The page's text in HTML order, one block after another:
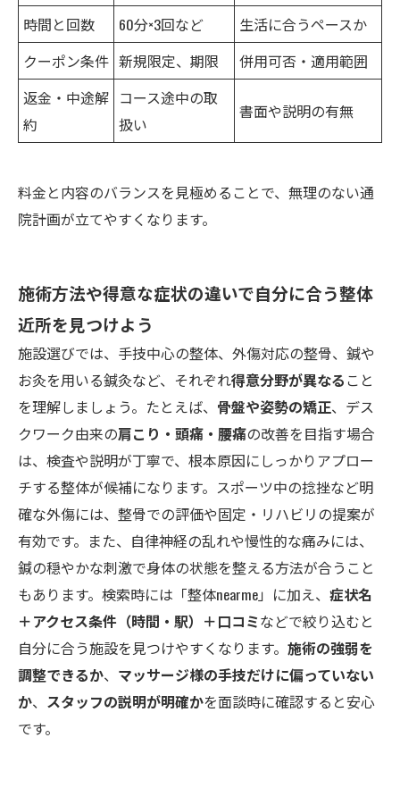
時間と回数
60分×3回など
生活に合うペースか
クーポン条件 新規限定、期限
併用可否・適用範囲
返金・中途解
約
コース途中の取
扱い
書面や説明の有無
料金と内容のバランスを見極めることで、無理のない通
院計画が立てやすくなります。
施術方法や得意な症状の違いで自分に合う整体
近所を見つけよう
施設選びでは、手技中心の整体、外傷対応の整骨、鍼や
お灸を用いる鍼灸など、それぞれ得意分野が異なる こと
を理解しましょう。たとえば、 骨盤や姿勢の矯正、デス
クワーク由来の肩こり・頭痛・腰痛の改善を目指す場合
は、検査や説明が丁寧で、根本原因にしっかりアプロー
チする整体が候補になります。スポーツ中の捻挫など明
確な外傷には、整骨での評価や固定・リハビリの提案が
有効です。また、自律神経の乱れや慢性的な痛みには、
鍼の穏やかな刺激で身体の状態を整える方法が合うこと
もあります。検索時には「整体nearme」に加え、 症状名
＋アクセス条件（時間・駅）＋口コミなどで絞り込むと
自分に合う施設を見つけやすくなります。 施術の強弱を
調整できるか、 マッサージ様の手技だけに偏っていない
か、 スタッフの説明が明確かを面談時に確認すると安心
です。